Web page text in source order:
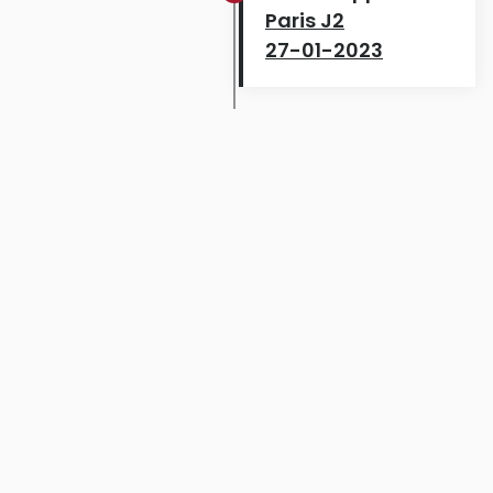
Paris J2
27-01-2023